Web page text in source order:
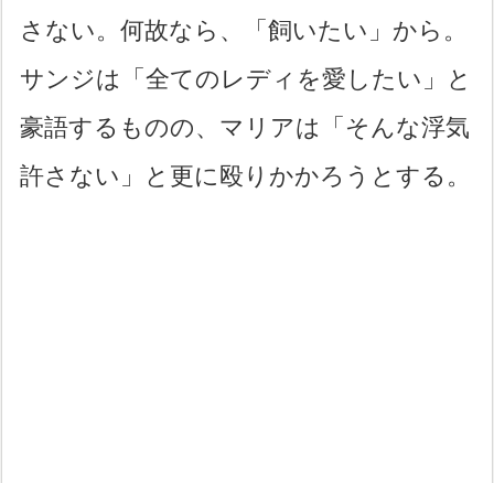
さない。何故なら、「飼いたい」から。
サンジは「全てのレディを愛したい」と
豪語するものの、マリアは「そんな浮気
許さない」と更に殴りかかろうとする。